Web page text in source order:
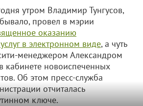
утром Владимир Тунгусов,
провел в мэрии
оказанию
в электронном виде, а чуть
менеджером Александром
кабинете новоиспеченных
Об этом пресс-служба
отчиталась
ключе.